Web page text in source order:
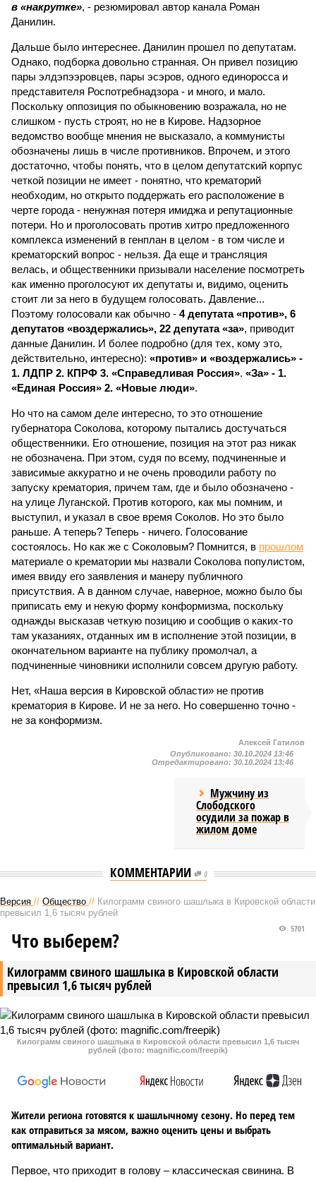
в «накрутке», - резюмировал автор канала Роман
Данилин.
Дальше было интереснее. Данилин прошел по депутатам.
Однако, подборка довольно странная. Он привел позицию
пары элдэпээровцев, пары эсэров, одного единоросса и
представителя Роспотребнадзора - и много, и мало.
Поскольку оппозиция по обыкновению возражала, но не
слишком - пусть строят, но не в Кирове. Надзорное
ведомство вообще мнения не высказало, а коммунисты
обозначены лишь в числе противников. Впрочем, и этого
достаточно, чтобы понять, что в целом депутатский корпус
четкой позиции не имеет - понятно, что крематорий
необходим, но открыто поддержать его расположение в
черте города - ненужная потеря имиджа и репутационные
потери. Но и проголосовать против хитро предложенного
комплекса изменений в генплан в целом - в том числе и
крематорский вопрос - нельзя. Да еще и трансляция
велась, и общественники призывали население посмотреть
как именно проголосуют их депутаты и, видимо, оценить
стоит ли за него в будущем голосовать. Давление...
Поэтому голосовали как обычно - 4 депутата «против», 6
депутатов «воздержались», 22 депутата «за», приводит
данные Данилин. И более подробно (для тех, кому это,
действительно, интересно): «против» и «воздержались» -
1. ЛДПР 2. КПРФ 3. «Справедливая Россия». «За» - 1.
«Единая Россия» 2. «Новые люди».
Но что на самом деле интересно, то это отношение
губернатора Соколова, которому пытались достучаться
общественники. Его отношение, позиция на этот раз никак
не обозначена. При этом, судя по всему, подчиненные и
зависимые аккуратно и не очень проводили работу по
запуску крематория, причем там, где и было обозначено -
на улице Луганской. Против которого, как мы помним, и
выступил, и указал в свое время Соколов. Но это было
раньше. А теперь? Теперь - ничего. Голосование
состоялось. Но как же с Соколовым? Помнится, в прошлом
материале о крематории мы назвали Соколова популистом,
имея ввиду его заявления и манеру публичного
присутствия. А в данном случае, наверное, можно было бы
приписать ему и некую форму конформизма, поскольку
однажды высказав четкую позицию и сообщив о каких-то
там указаниях, отданных им в исполнение этой позиции, в
окончательном варианте на публику промолчал, а
подчиненные чиновники исполнили совсем другую работу.
Нет, «Наша версия в Кировской области» не против
крематория в Кирове. И не за него. Но совершенно точно -
не за конформизм.
Алексей Гатилов
Опубликовано: 30.10.2024 13:46
Отредактировано: 30.10.2024 13:46
Мужчину из
Слободского
осудили за пожар в
жилом доме
КОММЕНТАРИИ 0
Версия // Общество // Килограмм свиного шашлыка в Кировской области
превысил 1,6 тысяч рублей
Килограмм свиного шашлыка в Кировской области
превысил 1,6 тысяч рублей
5701
Что выберем?
Килограмм свиного шашлыка в Кировской области превысил 1,6 тысяч
рублей (фото: magnific.com/freepik)
Жители региона готовятся к шашлычному сезону. Но перед тем
как отправиться за мясом, важно оценить цены и выбрать
оптимальный вариант.
Первое, что приходит в голову – классическая свинина. В